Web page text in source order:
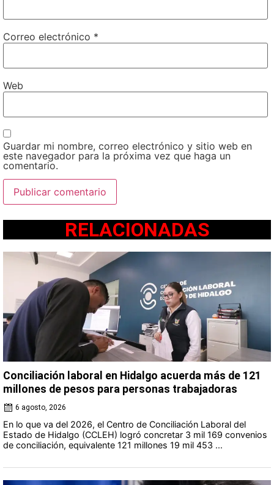
Correo electrónico *
Web
Guardar mi nombre, correo electrónico y sitio web en
este navegador para la próxima vez que haga un
comentario.
RELACIONADAS
Conciliación laboral en Hidalgo acuerda más de 121
millones de pesos para personas trabajadoras
6 agosto, 2026
En lo que va del 2026, el Centro de Conciliación Laboral del
Estado de Hidalgo (CCLEH) logró concretar 3 mil 169 convenios
de conciliación, equivalente 121 millones 19 mil 453 ...